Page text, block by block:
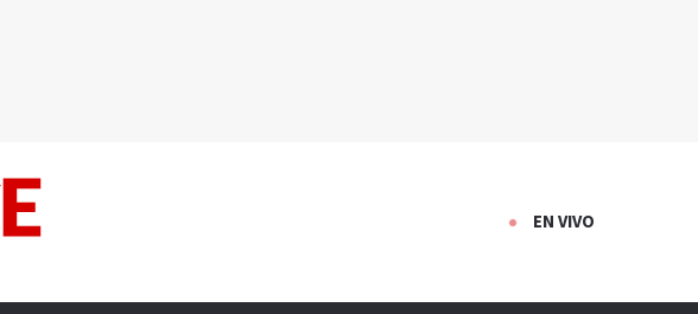
EN VIVO